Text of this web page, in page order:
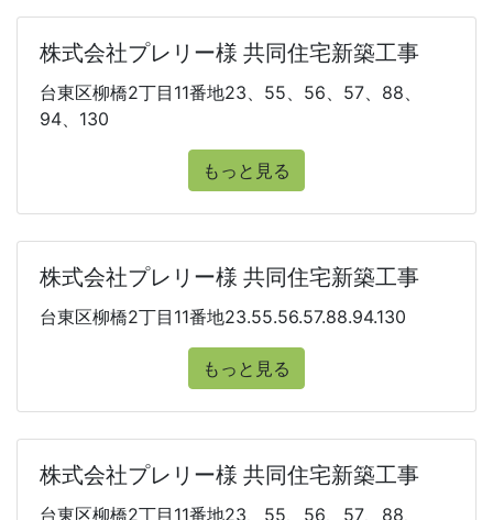
株式会社プレリー様 共同住宅新築工事
台東区柳橋2丁目11番地23、55、56、57、88、
94、130
もっと見る
株式会社プレリー様 共同住宅新築工事
台東区柳橋2丁目11番地23.55.56.57.88.94.130
もっと見る
株式会社プレリー様 共同住宅新築工事
台東区柳橋2丁目11番地23、55、56、57、88、